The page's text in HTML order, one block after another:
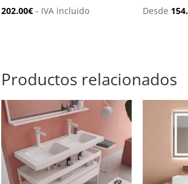
202.00€ - IVA incluido
Desde
Productos relacionados